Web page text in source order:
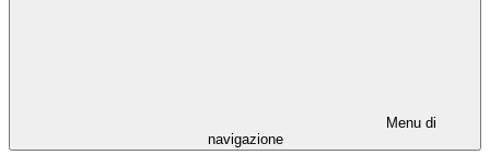
Menu di
navigazione